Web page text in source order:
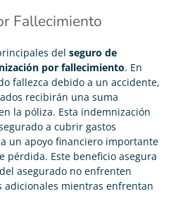
Fallecimiento
del seguro de
por fallecimiento. En
fallezca debido a un accidente,
recibirán una suma
la póliza. Esta indemnización
a cubrir gastos
un apoyo financiero importante
pérdida. Este beneficio asegura
asegurado no enfrenten
adicionales mientras enfrentan